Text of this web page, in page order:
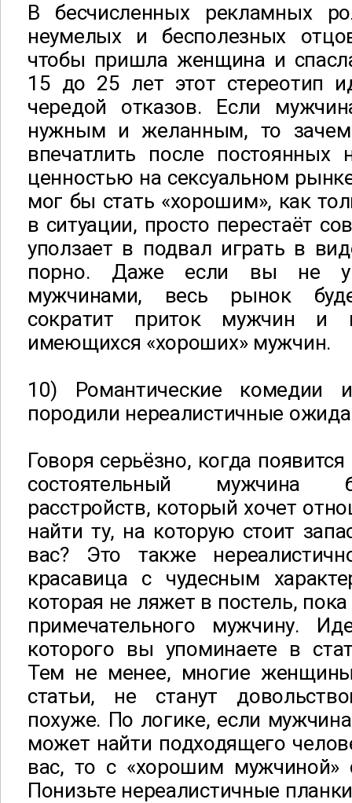
В бесчисленных рекламных
неумелых и бесполезных
чтобы пришла женщина и
15 до 25 лет этот стереотип
чередой отказов. Если
нужным и желанным, то зачем
впечатлить после постоянных
ценностью на сексуальном
мог бы стать «хорошим», как
в ситуации, просто перестаёт
уползает в подвал играть в
порно. Даже если вы не
мужчинами, весь рынок
сократит приток мужчин и
имеющихся «хороших» мужчин.
10) Романтические комедии
породили нереалистичные
Говоря серьёзно, когда
состоятельный мужчина
расстройств, который хочет
найти ту, на которую стоит
вас? Это также
красавица с чудесным
которая не ляжет в постель,
примечательного мужчину.
которого вы упоминаете в
Тем не менее, многие
статьи, не станут
похуже. По логике, если
может найти подходящего
вас, то с «хорошим мужчиной»
Понизьте нереалистичные